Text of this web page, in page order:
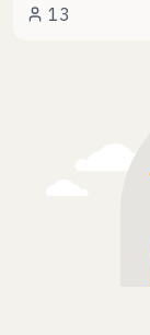
13